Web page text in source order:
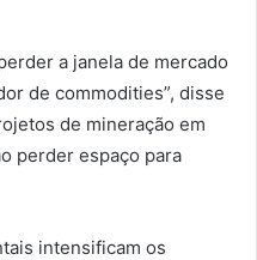
a janela de mercado
de commodities”, disse
de mineração em
perder espaço para
intensificam os